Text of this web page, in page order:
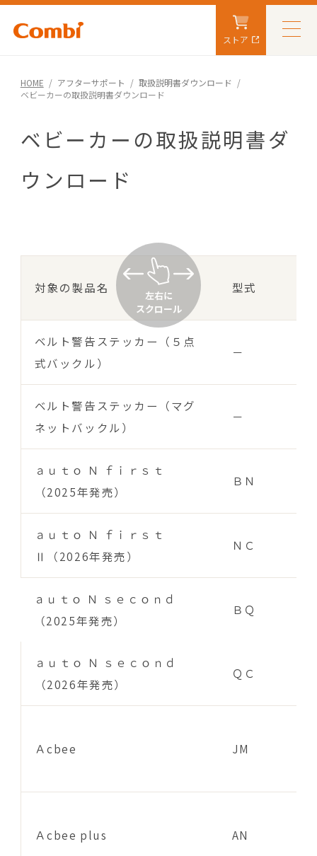
ストア
HOME アフターサポート
取扱説明書ダウンロード
ベビーカーの取扱説明書ダウンロード
ベビーカーの取扱説明書ダ
ウンロード
対象の製品名 型式
ベルト警告ステッカー（５点
式バックル）
－
ベルト警告ステッカー（マグ
ネットバックル）
－
ａｕｔｏ Ｎ ｆｉｒｓｔ
（2025年発売）
ＢＮ
ａｕｔｏ Ｎ ｆｉｒｓｔ
Ⅱ（2026年発売）
ＮＣ
ａｕｔｏ Ｎ ｓｅｃｏｎｄ
（2025年発売）
ＢＱ
ａｕｔｏ Ｎ ｓｅｃｏｎｄ
（2026年発売）
ＱＣ
Ａcbee JM
Ａcbee plus AN
左右に
スクロール